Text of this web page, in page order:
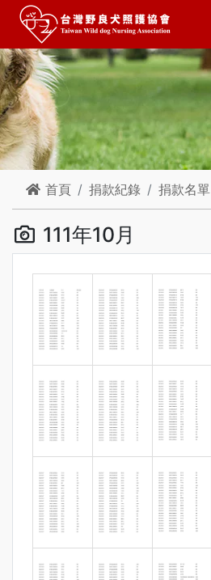
首頁 捐款紀錄 捐款名單
111年10月